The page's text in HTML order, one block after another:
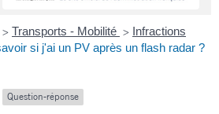
> Transports - Mobilité > Infractions
si j'ai un PV après un flash radar ?
Question-réponse